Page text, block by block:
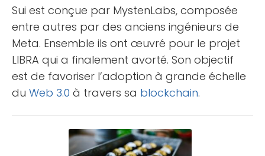
Sui est conçue par MystenLabs, composée
entre autres par des anciens ingénieurs de
Meta. Ensemble ils ont œuvré pour le projet
LIBRA qui a finalement avorté. Son objectif
est de favoriser l’adoption à grande échelle
du Web 3.0 à travers sa blockchain.